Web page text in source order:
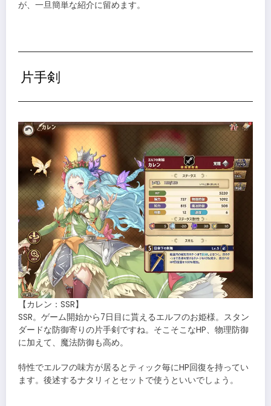
が、一旦簡単な紹介に留めます。
片手剣
【カレン：SSR】
SSR。ゲーム開始から7日目に貰えるエルフのお姫様。スタン
ダードな防御寄りの片手剣ですね。そこそこなHP、物理防御
に加えて、魔法防御も高め。
特性でエルフの味方が居るとティック毎にHP回復を持ってい
ます。後述するナタリィとセットで使うといいでしょう。